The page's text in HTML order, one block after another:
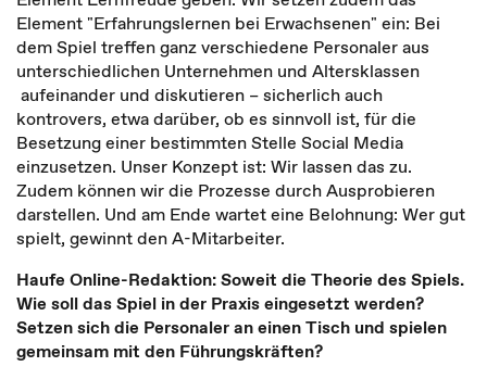
Element "Erfahrungslernen bei Erwachsenen" ein: Bei
dem Spiel treffen ganz verschiedene Personaler aus
unterschiedlichen Unternehmen und Altersklassen
aufeinander und diskutieren – sicherlich auch
kontrovers, etwa darüber, ob es sinnvoll ist, für die
Besetzung einer bestimmten Stelle Social Media
einzusetzen. Unser Konzept ist: Wir lassen das zu.
Zudem können wir die Prozesse durch Ausprobieren
darstellen. Und am Ende wartet eine Belohnung: Wer gut
spielt, gewinnt den A-Mitarbeiter.
Haufe Online-Redaktion: Soweit die Theorie des Spiels.
Wie soll das Spiel in der Praxis eingesetzt werden?
Setzen sich die Personaler an einen Tisch und spielen
gemeinsam mit den Führungskräften?